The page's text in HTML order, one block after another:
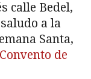
calle Bedel,
a la
Santa,
de